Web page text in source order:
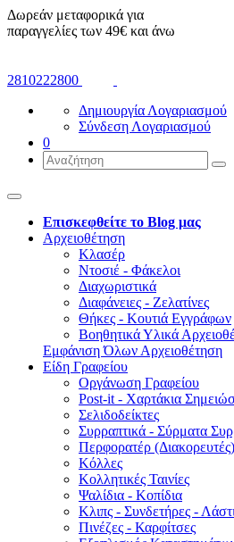
Δωρεάν μεταφορικά για
παραγγελίες των 49€ και άνω
2810222800
Δημιουργία Λογαριασμού
Σύνδεση Λογαριασμού
0
Επισκεφθείτε το Blog μας
Αρχειοθέτηση
Κλασέρ
Ντοσιέ - Φάκελοι
Διαχωριστικά
Διαφάνειες - Ζελατίνες
Θήκες - Κουτιά Εγγράφων
Βοηθητικά Υλικά
Εμφάνιση Όλων Αρχειοθέτηση
Είδη Γραφείου
Οργάνωση Γραφείου
Post-it - Χαρτάκια
Σελιδοδείκτες
Συρραπτικά - Σύρματα
Περφορατέρ (Διακορευτές)
Κόλλες
Κολλητικές Ταινίες
Ψαλίδια - Κοπίδια
Κλιπς - Συνδετήρες -
Πινέζες - Καρφίτσες